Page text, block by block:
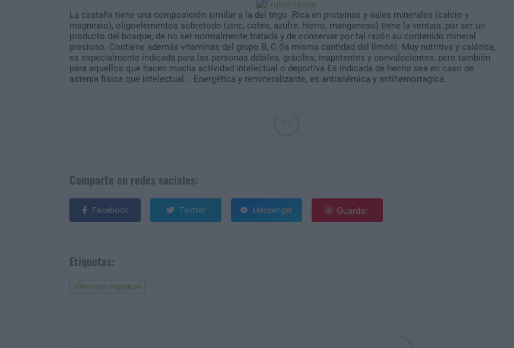
La castaña tiene una composición similar a la del trigo .Rica en proteínas y sales minerales (calcio y
magnesio), oligoelementos sobretodo (zinc, cobre, azufre, hierro, manganeso) tiene la ventaja ,por ser un
producto del bosque, de no ser normalmente tratada y de conservar por tal razón su contenido mineral
precioso. Contiene además vitaminas del grupo B, C (la misma cantidad del limón). Muy nutritiva y calórica,
es especialmente indicada para las personas débiles, gráciles, inapetentes y convalecientes, pero también
para aquellos que hacen mucha actividad intelectual o deportiva Es indicada de hecho sea en caso de
astenia física que intelectual. . Energética y remineralizante, es antianémica y antihemorragica.
Comparte en redes sociales:
Facebook Twitter Messenger Guardar
Etiquetas:
alimentos organicos